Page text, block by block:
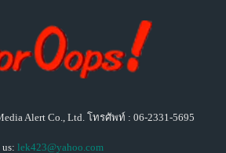
Alert Co., Ltd. โทรศัพท์ : 06-2331-5695
lek423@yahoo.com